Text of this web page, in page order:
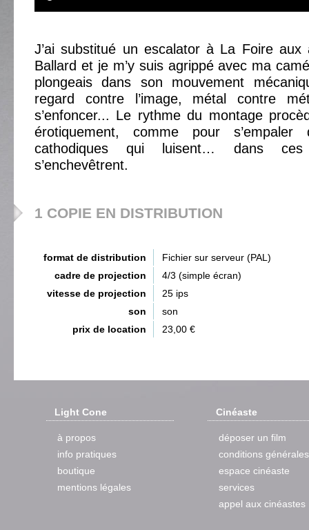
J’ai substitué un escalator à La Foire
Ballard et je m’y suis agrippé avec ma
plongeais dans son mouvement
regard contre l’image, métal contre
s’enfoncer... Le rythme du montage
érotiquement, comme pour
cathodiques qui luisent… dans
s’enchevêtrent.
1 COPIE EN DISTRIBUTION
format de distribution
Fichier sur serveur (PAL)
cadre de projection
4/3 (simple écran)
vitesse de projection
25 ips
son
son
prix de location
23,00 €
Light Cone
à propos
info pratiques
boutique
mentions légales
Cinéaste
déposer un film
conditions générales
espace cinéaste
services
appel aux cinéastes